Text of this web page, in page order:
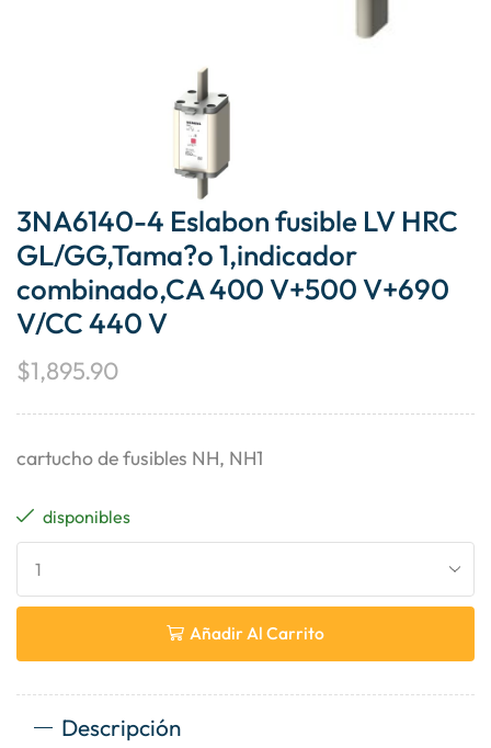
3NA6140-4 Eslabon fusible LV HRC
GL/GG,Tama?o 1,indicador
combinado,CA 400 V+500 V+690
V/CC 440 V
$1,895.90
cartucho de fusibles NH, NH1
disponibles
Añadir Al Carrito
Descripción